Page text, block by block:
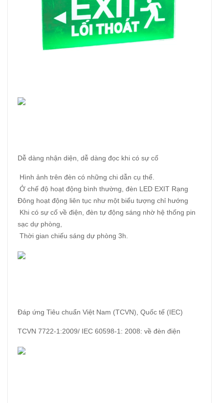
Dễ dàng nhận diện, dễ dàng đọc khi có sự cố
Hình ảnh trên đèn có những chi dẫn cụ thể.
Ở chế độ hoạt động bình thường, đèn LED EXIT Rạng
Đông hoạt động liên tục như một biểu tượng chỉ hướng
Khi có sự cố về điện, đèn tự động sáng nhờ hệ thống pin
sạc dự phòng,
Thời gian chiếu sáng dự phòng 3h.
Đáp ứng Tiêu chuẩn Việt Nam (TCVN), Quốc tế (IEC)
TCVN 7722-1:2009/ IEC 60598-1: 2008: về đèn điện